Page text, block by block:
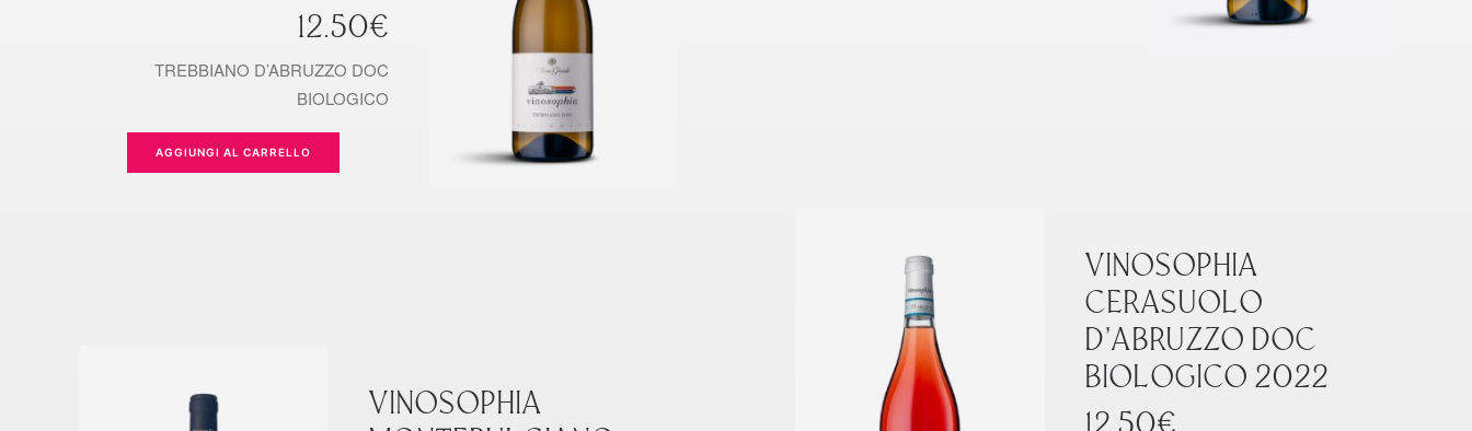
12.50€
TREBBIANO D’ABRUZZO DOC
BIOLOGICO
AGGIUNGI AL CARRELLO
VINOSOPHIA
CERASUOLO
D’ABRUZZO DOC
BIOLOGICO 2022
VINOSOPHIA